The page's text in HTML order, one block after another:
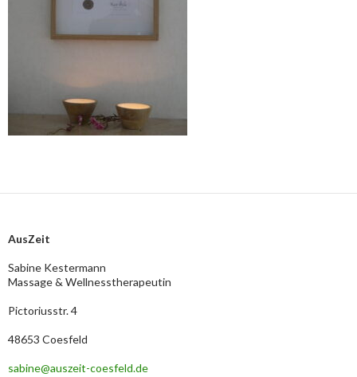
AusZeit
Sabine Kestermann
Massage & Wellnesstherapeutin
Pictoriusstr. 4
48653 Coesfeld
sabine@auszeit-coesfeld.de